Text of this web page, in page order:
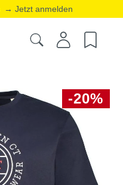
→ Jetzt anmelden
-20%